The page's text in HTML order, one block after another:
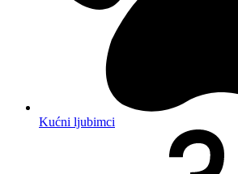
Kućni ljubimci